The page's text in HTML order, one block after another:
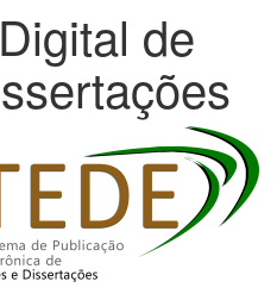
de